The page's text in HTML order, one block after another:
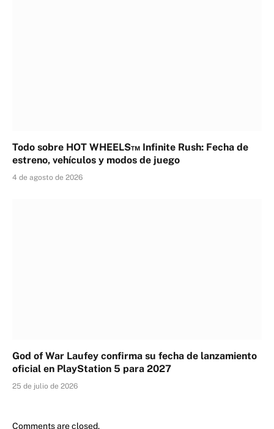
Todo sobre HOT WHEELS™ Infinite Rush: Fecha de
estreno, vehículos y modos de juego
4 de agosto de 2026
God of War Laufey confirma su fecha de lanzamiento
oficial en PlayStation 5 para 2027
25 de julio de 2026
Comments are closed.